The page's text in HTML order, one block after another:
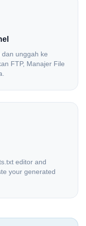
unggah ke
FTP, Manajer File
editor and
your generated